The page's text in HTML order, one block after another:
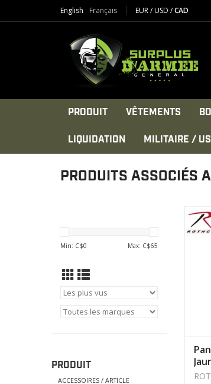
English Français EUR/USD /CAD
PRODUIT VÊTEMENTS
LIQUIDATION MILITAIRE /
PRODUITS ASSOCIÉS
Min: C$0 Max: C$65
PRODUIT
ACCESSOIRES / ARTICLE
Le